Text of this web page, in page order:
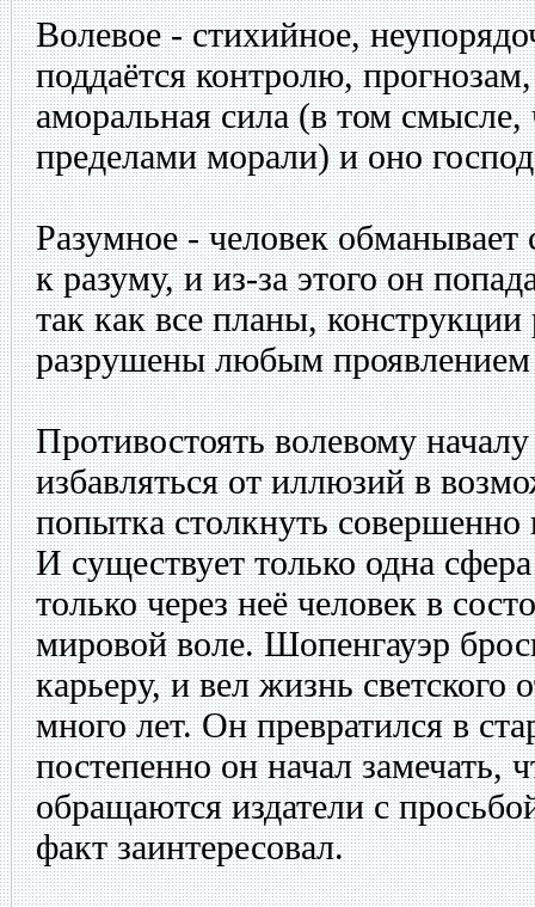
Волевое - стихийное,
поддаётся контролю,
аморальная сила (в том смысле,
пределами морали) и оно
Разумное - человек обманывает
к разуму, и из-за этого он
так как все планы,
разрушены любым проявлением
Противостоять волевому
избавляться от иллюзий в
попытка столкнуть
И существует только одна
только через неё человек в
мировой воле. Шопенгауэр
карьеру, и вел жизнь
много лет. Он превратился в
постепенно он начал замечать,
обращаются издатели с
факт заинтересовал.